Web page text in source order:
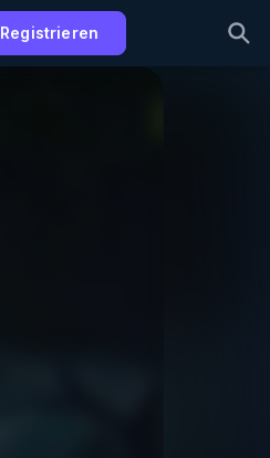
Registrieren